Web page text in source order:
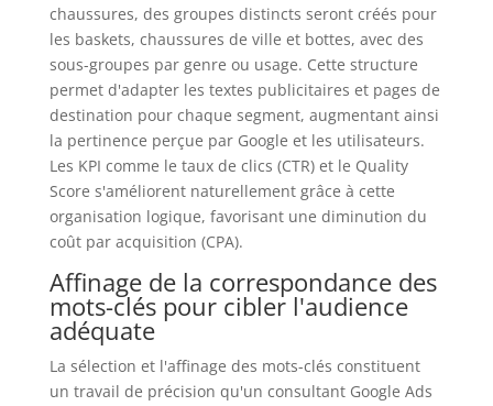
chaussures, des groupes distincts seront créés pour
les baskets, chaussures de ville et bottes, avec des
sous-groupes par genre ou usage. Cette structure
permet d'adapter les textes publicitaires et pages de
destination pour chaque segment, augmentant ainsi
la pertinence perçue par Google et les utilisateurs.
Les KPI comme le taux de clics (CTR) et le Quality
Score s'améliorent naturellement grâce à cette
organisation logique, favorisant une diminution du
coût par acquisition (CPA).
Affinage de la correspondance des
mots-clés pour cibler l'audience
adéquate
La sélection et l'affinage des mots-clés constituent
un travail de précision qu'un consultant Google Ads